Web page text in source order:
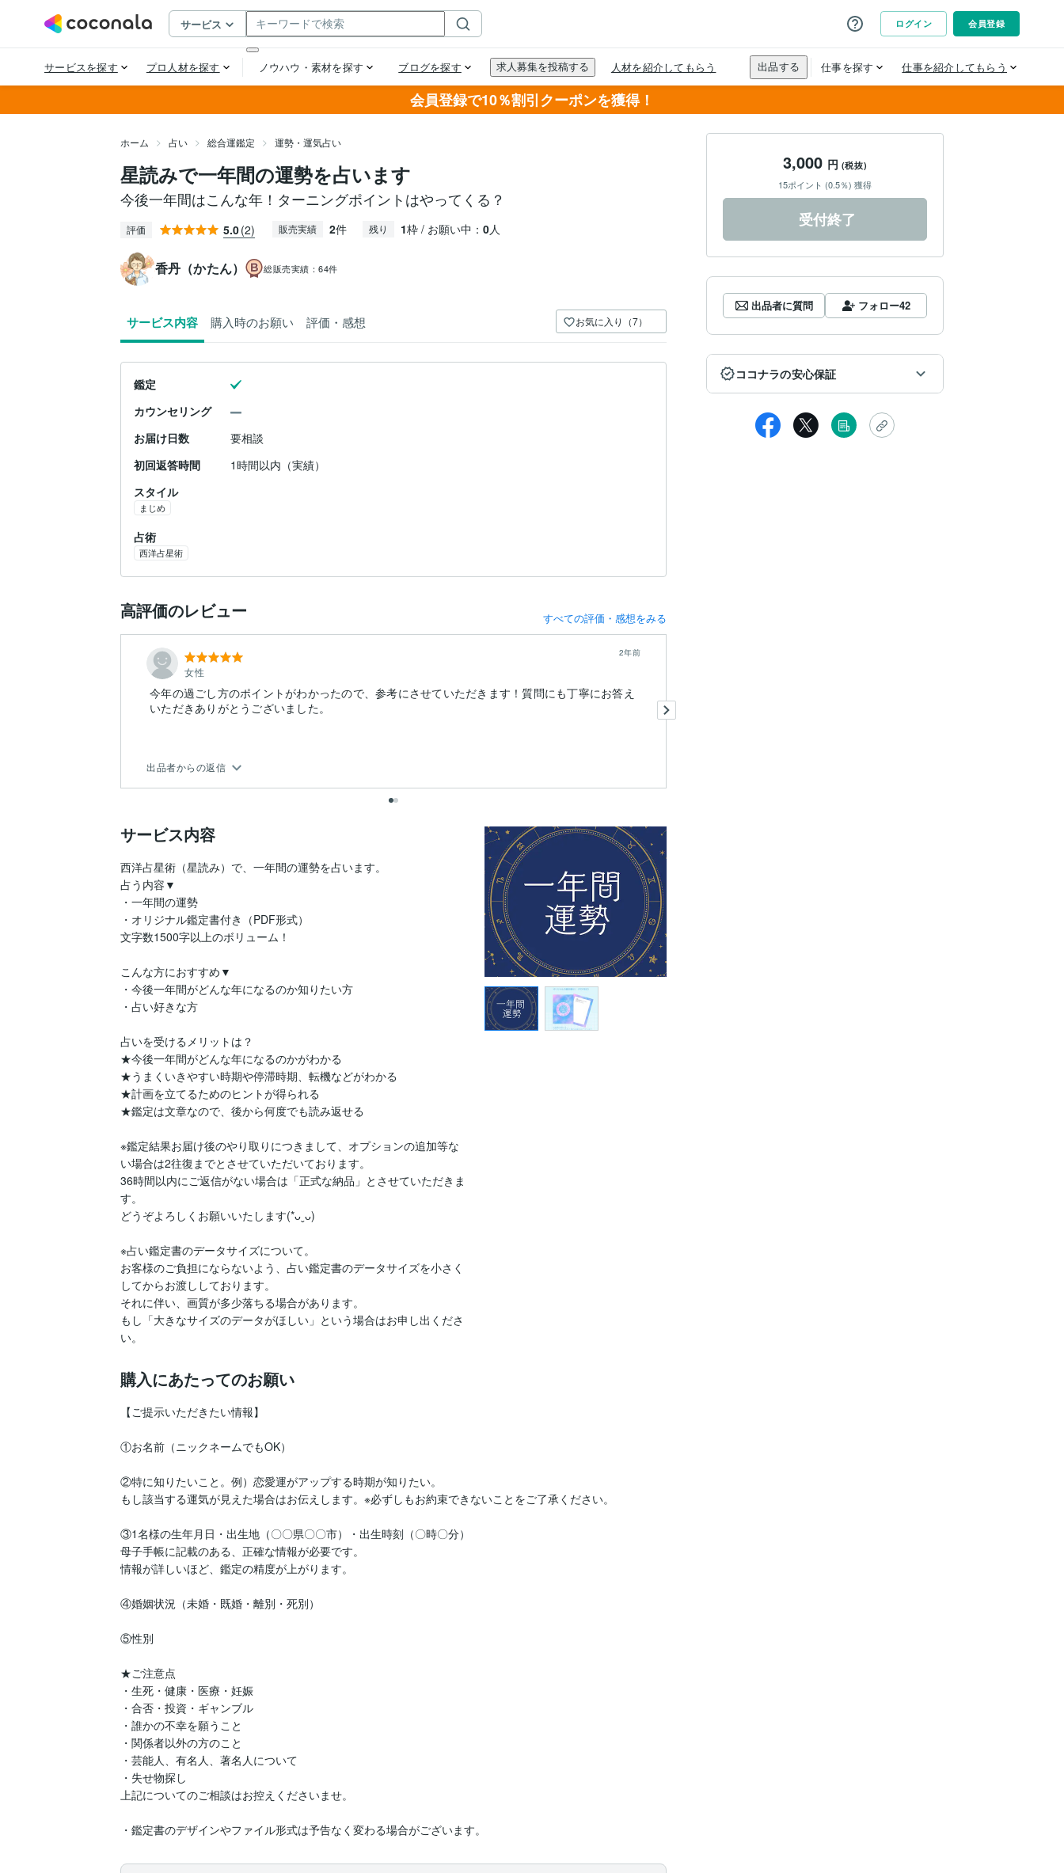
会員登録で10％割引クーポンを獲得！
ホーム 占い 総合運鑑定 運勢・運気占い
星読みで一年間の運勢を占います
今後一年間はこんな年！ターニングポイントはやってくる？
評価 5.0(2) 販売実績 2件 残り 1枠 / お願い中： 0人
香丹（かたん） 総販売実績：64件
サービス内容 購入時のお願い 評価・感想 お気に入り（7）
鑑定
カウンセリング
お届け日数
要相談
初回返答時間
1時間以内（実績）
スタイル
まじめ
占術
西洋占星術
高評価のレビュー すべての評価・感想をみる
女性
2年前
今年の過ごし方のポイントがわかったので、参考にさせていただきます！質問にも丁寧にお答え
いただきありがとうございました。
出品者からの返信
サービス内容
西洋占星術（星読み）で、一年間の運勢を占います。
占う内容▼
・一年間の運勢
・オリジナル鑑定書付き（PDF形式）
文字数1500字以上のボリューム！
こんな方におすすめ▼
・今後一年間がどんな年になるのか知りたい方
・占い好きな方
占いを受けるメリットは？
★今後一年間がどんな年になるのかがわかる
★うまくいきやすい時期や停滞時期、転機などがわかる
★計画を立てるためのヒントが得られる
★鑑定は文章なので、後から何度でも読み返せる
※鑑定結果お届け後のやり取りにつきまして、オプションの追加等な
い場合は2往復までとさせていただいております。
36時間以内にご返信がない場合は「正式な納品」とさせていただきま
す。
どうぞよろしくお願いいたします(*ᴗˬᴗ)
※占い鑑定書のデータサイズについて。
お客様のご負担にならないよう、占い鑑定書のデータサイズを小さく
してからお渡ししております。
それに伴い、画質が多少落ちる場合があります。
もし「大きなサイズのデータがほしい」という場合はお申し出くださ
い。
購入にあたってのお願い
【ご提示いただきたい情報】
①お名前（ニックネームでもOK）
②特に知りたいこと。例）恋愛運がアップする時期が知りたい。
もし該当する運気が見えた場合はお伝えします。※必ずしもお約束できないことをご了承ください。
③1名様の生年月日・出生地（〇〇県〇〇市）・出生時刻（〇時〇分）
母子手帳に記載のある、正確な情報が必要です。
情報が詳しいほど、鑑定の精度が上がります。
④婚姻状況（未婚・既婚・離別・死別）
⑤性別
★ご注意点
・生死・健康・医療・妊娠
・合否・投資・ギャンブル
・誰かの不幸を願うこと
・関係者以外の方のこと
・芸能人、有名人、著名人について
・失せ物探し
上記についてのご相談はお控えくださいませ。
・鑑定書のデザインやファイル形式は予告なく変わる場合がございます。
3,000 円 (税抜)
15ポイント (0.5％) 獲得
受付終了
出品者に質問 フォロー42
ココナラの安心保証